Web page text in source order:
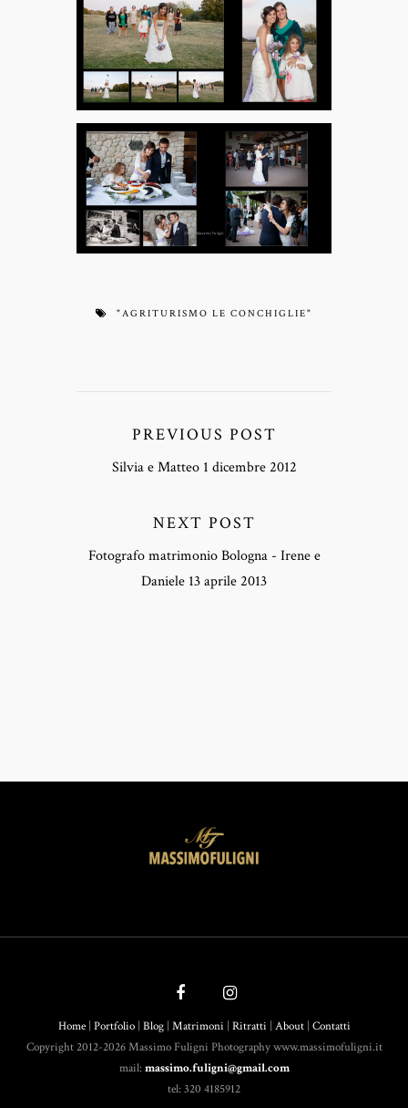
"AGRITURISMO LE CONCHIGLIE"
PREVIOUS POST
Silvia e Matteo 1 dicembre 2012
NEXT POST
Fotografo matrimonio Bologna - Irene e
Daniele 13 aprile 2013
Home| Portfolio| Blog| Matrimoni | Ritratti | About| Contatti
Copyright 2012-2026 Massimo Fuligni Photography www.massimofuligni.it
mail: massimo.fuligni@gmail.com
tel: 320 4185912